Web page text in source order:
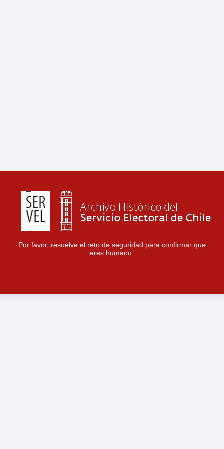
Por favor, resuelve el reto de seguridad para confirmar que
eres humano.